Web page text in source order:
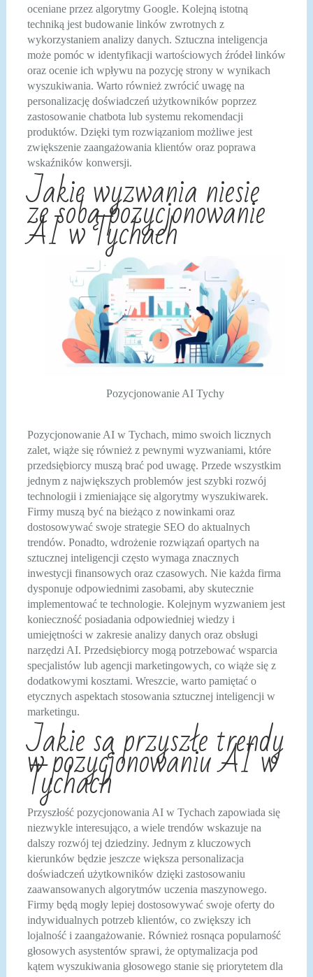
oceniane przez algorytmy Google. Kolejną istotną
techniką jest budowanie linków zwrotnych z
wykorzystaniem analizy danych. Sztuczna inteligencja
może pomóc w identyfikacji wartościowych źródeł linków
oraz ocenie ich wpływu na pozycję strony w wynikach
wyszukiwania. Warto również zwrócić uwagę na
personalizację doświadczeń użytkowników poprzez
zastosowanie chatbota lub systemu rekomendacji
produktów. Dzięki tym rozwiązaniom możliwe jest
zwiększenie zaangażowania klientów oraz poprawa
wskaźników konwersji.
Jakie wyzwania niesie
ze sobą pozycjonowanie
AI w Tychach
Pozycjonowanie AI Tychy
Pozycjonowanie AI w Tychach, mimo swoich licznych
zalet, wiąże się również z pewnymi wyzwaniami, które
przedsiębiorcy muszą brać pod uwagę. Przede wszystkim
jednym z największych problemów jest szybki rozwój
technologii i zmieniające się algorytmy wyszukiwarek.
Firmy muszą być na bieżąco z nowinkami oraz
dostosowywać swoje strategie SEO do aktualnych
trendów. Ponadto, wdrożenie rozwiązań opartych na
sztucznej inteligencji często wymaga znacznych
inwestycji finansowych oraz czasowych. Nie każda firma
dysponuje odpowiednimi zasobami, aby skutecznie
implementować te technologie. Kolejnym wyzwaniem jest
konieczność posiadania odpowiedniej wiedzy i
umiejętności w zakresie analizy danych oraz obsługi
narzędzi AI. Przedsiębiorcy mogą potrzebować wsparcia
specjalistów lub agencji marketingowych, co wiąże się z
dodatkowymi kosztami. Wreszcie, warto pamiętać o
etycznych aspektach stosowania sztucznej inteligencji w
marketingu.
Jakie są przyszłe trendy
w pozycjonowaniu AI w
Tychach
Przyszłość pozycjonowania AI w Tychach zapowiada się
niezwykle interesująco, a wiele trendów wskazuje na
dalszy rozwój tej dziedziny. Jednym z kluczowych
kierunków będzie jeszcze większa personalizacja
doświadczeń użytkowników dzięki zastosowaniu
zaawansowanych algorytmów uczenia maszynowego.
Firmy będą mogły lepiej dostosowywać swoje oferty do
indywidualnych potrzeb klientów, co zwiększy ich
lojalność i zaangażowanie. Również rosnąca popularność
głosowych asystentów sprawi, że optymalizacja pod
kątem wyszukiwania głosowego stanie się priorytetem dla